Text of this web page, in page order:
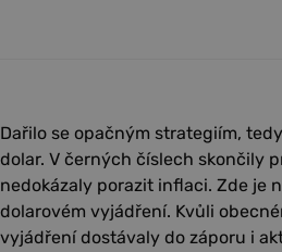
Dařilo se opačným strategiím,
dolar. V černých číslech skončily
nedokázaly porazit inflaci. Zde je
dolarovém vyjádření. Kvůli
vyjádření dostávaly do záporu i